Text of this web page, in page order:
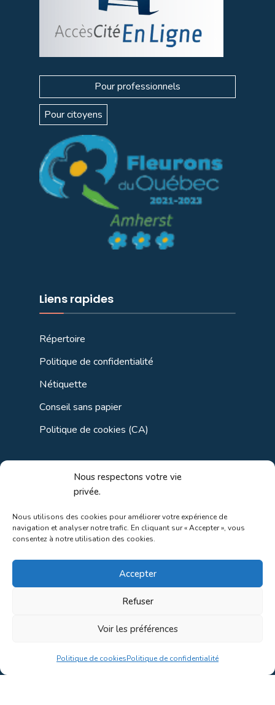
Nous respectons votre vie
privée.
Nous utilisons des cookies pour améliorer votre expérience de
navigation et analyser notre trafic. En cliquant sur « Accepter », vous
consentez à notre utilisation des cookies.
Accepter
Refuser
Voir les préférences
Politique de cookiesPolitique de confidentialité
Pour professionnels
Pour citoyens
Liens rapides
Répertoire
Politique de confidentialité
Nétiquette
Conseil sans papier
Politique de cookies (CA)
Liens utiles
Liens régionaux
Liens gouvernements
Liens touristiques
Au coeur de la nature!